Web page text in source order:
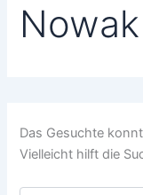
Das Gesuchte
Vielleicht hilft die